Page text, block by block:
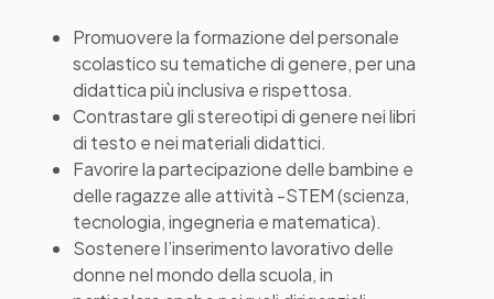
Promuovere la formazione del personale
scolastico su tematiche di genere, per una
didattica più inclusiva e rispettosa.
Contrastare gli stereotipi di genere nei libri
di testo e nei materiali didattici.
Favorire la partecipazione delle bambine e
delle ragazze alle attività -STEM (scienza,
tecnologia, ingegneria e matematica).
Sostenere l’inserimento lavorativo delle
donne nel mondo della scuola, in